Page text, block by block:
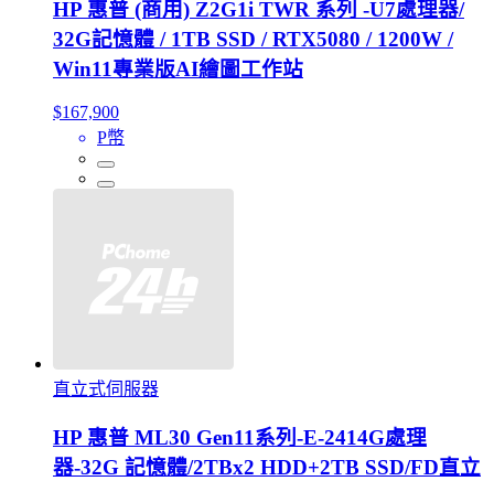
HP 惠普 (商用) Z2G1i TWR 系列 -U7處理器/
32G記憶體 / 1TB SSD / RTX5080 / 1200W /
Win11專業版AI繪圖工作站
$167,900
P幣
直立式伺服器
HP 惠普 ML30 Gen11系列-E-2414G處理
器-32G 記憶體/2TBx2 HDD+2TB SSD/FD直立